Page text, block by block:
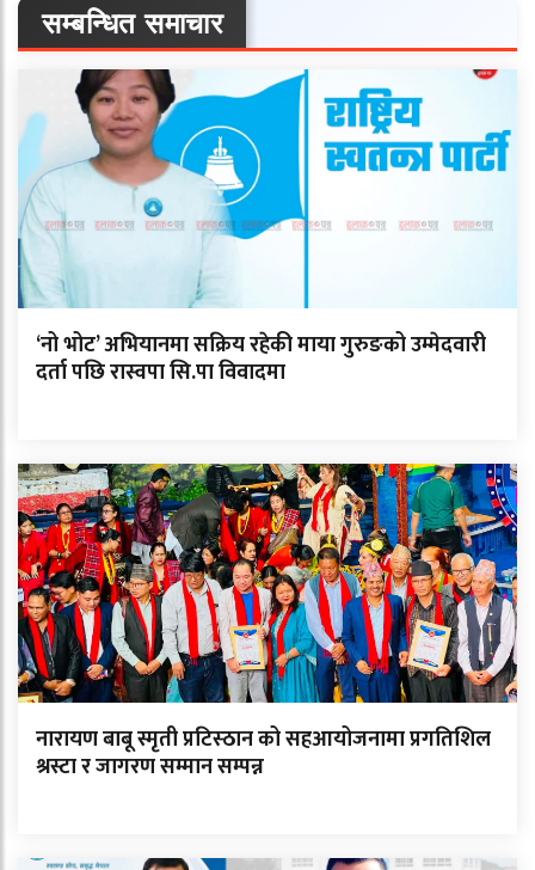
सम्बन्धित समाचार
‘नो भोट’ अभियानमा सक्रिय रहेकी माया गुरुङको उम्मेदवारी
दर्ता पछि रास्वपा सि.पा विवादमा
नारायण बाबू स्मृती प्रटिस्ठान को सहआयोजनामा प्रगतिशिल
श्रस्टा र जागरण सम्मान सम्पन्न